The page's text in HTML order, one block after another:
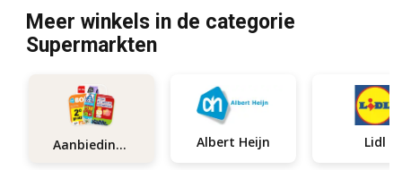
Meer winkels in de categorie
Supermarkten
Aanbiedingen Albert Heijn Lidl